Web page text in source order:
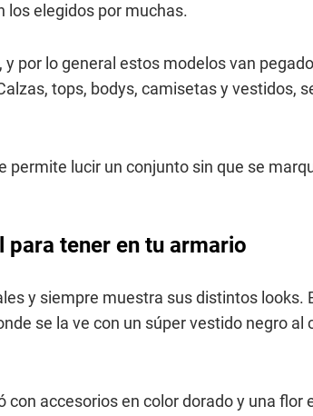
los elegidos por muchas.
por lo general estos modelos van
tops, bodys, camisetas y vestidos,
permite lucir un conjunto sin que se
para tener en tu armario
y siempre muestra sus distintos looks.
se la ve con un súper vestido negro al
accesorios en color dorado y una flor